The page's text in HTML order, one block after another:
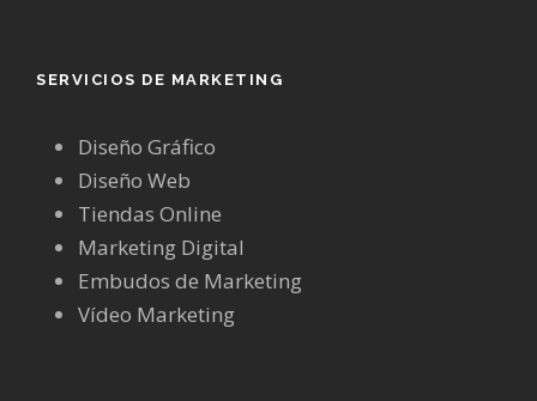
SERVICIOS DE MARKETING
Diseño Gráfico
Diseño Web
Tiendas Online
Marketing Digital
Embudos de Marketing
Vídeo Marketing